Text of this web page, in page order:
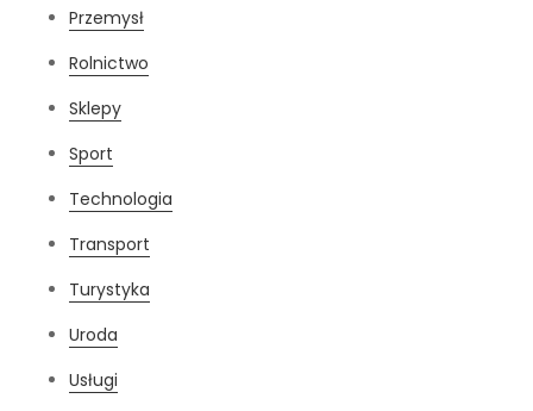
Przemysł
Rolnictwo
Sklepy
Sport
Technologia
Transport
Turystyka
Uroda
Usługi